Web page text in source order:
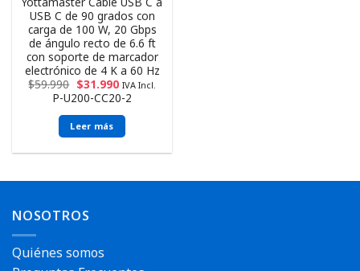
USB C de 90 grados con
carga de 100 W, 20 Gbps
de ángulo recto de 6.6 ft
con soporte de marcador
electrónico de 4 K a 60 Hz
$59.990 $31.990 IVA Incl.
P-U200-CC20-2
Leer más
NOSOTROS
Quiénes somos